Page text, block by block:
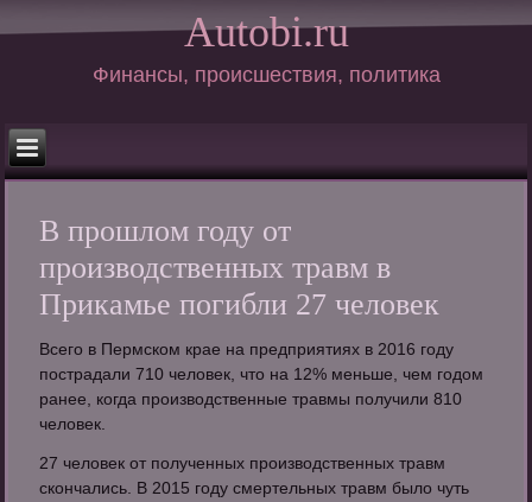
Autobi.ru
Финансы, происшествия, политика
В прошлом году от
производственных травм в
Прикамье погибли 27 человек
Всего в Пермском крае на предприятиях в 2016 году
пострадали 710 человек, что на 12% меньше, чем годом
ранее, когда производственные травмы получили 810
человек.
27 человек от полученных производственных травм
скончались. В 2015 году смертельных травм было чуть